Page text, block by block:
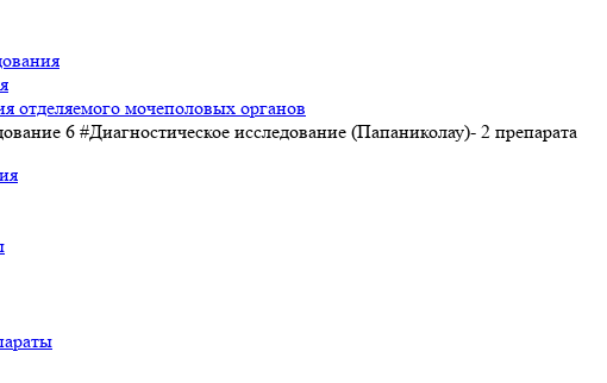
отделяемого мочеполовых органов
6 #Диагностическое исследование (Папаниколау)- 2 препарата